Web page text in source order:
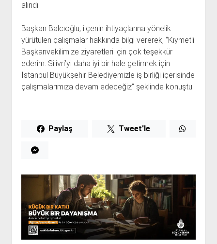
alındı.
Başkan Balcıoğlu, ilçenin ihtiyaçlarına yönelik
yürütülen çalışmalar hakkında bilgi vererek, “Kıymetli
Başkanvekilimize ziyaretleri için çok teşekkür
ederim. Silivri’yi daha iyi bir hale getirmek için
İstanbul Büyükşehir Belediyemizle iş birliği içerisinde
çalışmalarımıza devam edeceğiz” şeklinde konuştu.
Paylaş Tweet'le